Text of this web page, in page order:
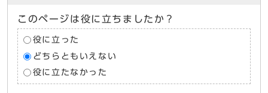
このページは役に立ちましたか？
役に立った
どちらともいえない
役に立たなかった